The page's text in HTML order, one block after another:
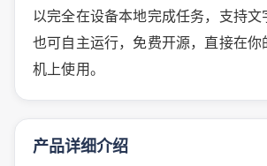
以完全在设备本地完成任务，支持文
也可自主运行，免费开源，直接在
机上使用。
产品详细介绍